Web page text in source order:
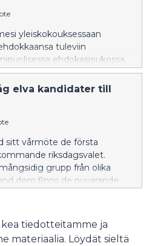
yleiskokouksessaan
tuleviin
ehdokasjoukossa
nykyiset vihreät
sekä Vantaan Vihreiden
Tia Seppänen.
elva kandidater till
sitt vårmöte de första
riksdagsvalet.
grupp från olika
dem finns de nuvarande
Denise Niemi
tiedotteitamme ja
materiaalia. Löydät sieltä